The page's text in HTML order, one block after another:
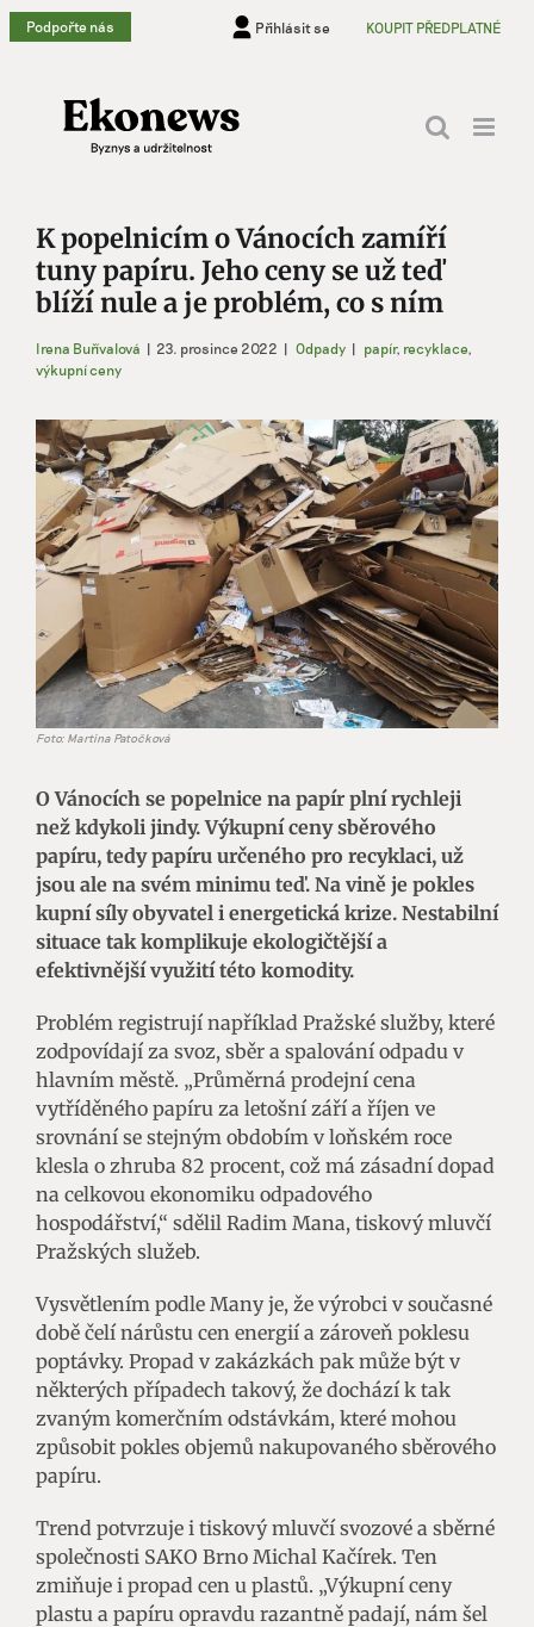
Přeskočit
na
Podpořte nás Přihlásit se KOUPIT PŘEDPLATNÉ
K popelnicím o Vánocích zamíří
tuny papíru. Jeho ceny se už teď
blíží nule a je problém, co s ním
Irena Buřívalová | 23. prosince 2022 | Odpady | papír, recyklace,
výkupní ceny
Zobrazit
větší
obrázek
Foto: Martina Patočková
O Vánocích se popelnice na papír plní rychleji
než kdykoli jindy. Výkupní ceny sběrového
papíru, tedy papíru určeného pro recyklaci, už
jsou ale na svém minimu teď. Na vině je pokles
kupní síly obyvatel i energetická krize. Nestabilní
situace tak komplikuje ekologičtější a
efektivnější využití této komodity.
Problém registrují například Pražské služby, které
zodpovídají za svoz, sběr a spalování odpadu v
hlavním městě. „Průměrná prodejní cena
vytříděného papíru za letošní září a říjen ve
srovnání se stejným obdobím v loňském roce
klesla o zhruba 82 procent, což má zásadní dopad
na celkovou ekonomiku odpadového
hospodářství,“ sdělil Radim Mana, tiskový mluvčí
Pražských služeb.
Vysvětlením podle Many je, že výrobci v současné
době čelí nárůstu cen energií a zároveň poklesu
poptávky. Propad v zakázkách pak může být v
některých případech takový, že dochází k tak
zvaným komerčním odstávkám, které mohou
způsobit pokles objemů nakupovaného sběrového
papíru.
Trend potvrzuje i tiskový mluvčí svozové a sběrné
společnosti SAKO Brno Michal Kačírek. Ten
zmiňuje i propad cen u plastů. „Výkupní ceny
plastu a papíru opravdu razantně padají, nám šel